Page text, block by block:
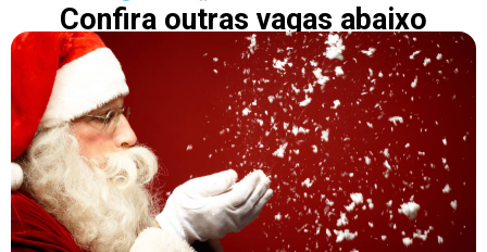
Confira outras vagas abaixo